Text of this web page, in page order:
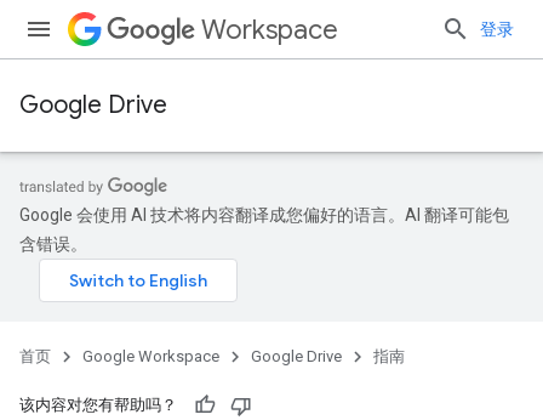
Workspace 登录
Google Drive
Google 会使用 AI 技术将内容翻译成您偏好的语言。AI 翻译可能包
含错误。
首页 Google Workspace Google Drive 指南
该内容对您有帮助吗？